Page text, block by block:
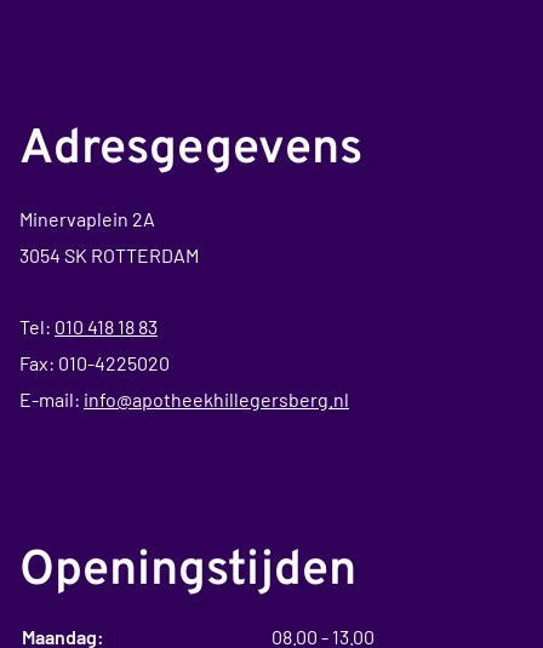
Adresgegevens
Minervaplein 2A
3054 SK ROTTERDAM
Tel: 010 418 18 83
Fax: 010-4225020
E-mail: info@apotheekhillegersberg.nl
Openingstijden
Maandag: 08.00 tot
- 13.00